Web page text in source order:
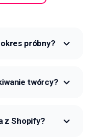
próbny?
twórcy?
z Shopify?